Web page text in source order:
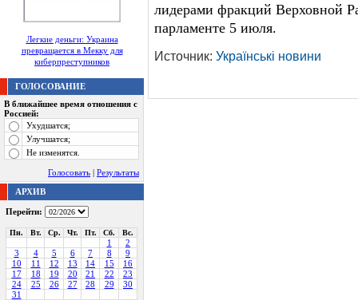
Легкие деньги: Украина
превращается в Мекку для
киберпреступников
ГОЛОСОВАНИЕ
В ближайшее время отношения с
Россией:
Ухудшатся;
Улучшатся;
Не изменятся.
Голосовать | Результаты
АРХИВ
Перейти:
Пн. Вт. Ср. Чт. Пт. Сб. Вс.
1
2
3
4 5 6 7 8
9
10
11 12 13 14 15
16
17
18 19 20 21 22
23
24
25 26 27 28 29
30
31
лидерами фракций Верховной
парламенте 5 июля.
Источник: Українські новини